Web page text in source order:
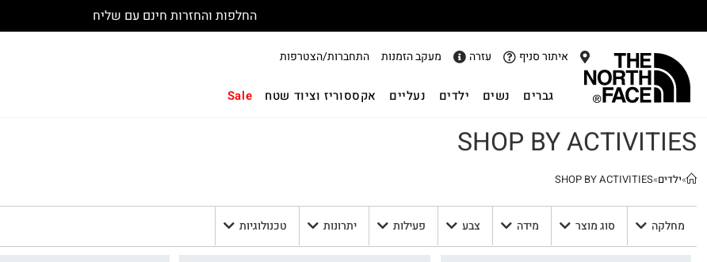
החלפות והחזרות חינם עם שליח
איתור סניף עזרה מעקב הזמנות התחברות/הצטרפות
גברים נשים ילדים נעליים אקססוריז וציוד שטח Sale
SHOP BY ACTIVITIES
»ילדים»
SHOP BY ACTIVITIES
מחלקה סוג מוצר מידה צבע פעילות יתרונות טכנולוגיות